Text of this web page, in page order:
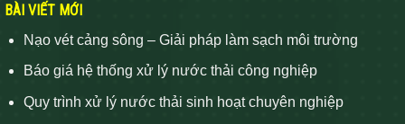
BÀI VIẾT MỚI
Nạo vét cảng sông – Giải pháp làm sạch môi trường
Báo giá hệ thống xử lý nước thải công nghiệp
Quy trình xử lý nước thải sinh hoạt chuyên nghiệp